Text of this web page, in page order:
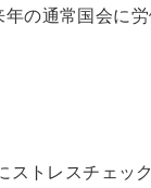
の通常国会に
トレスチェッ